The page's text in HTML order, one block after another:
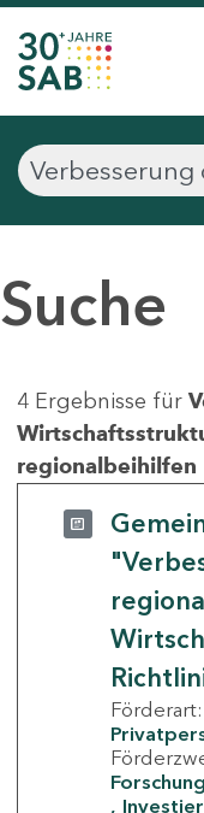
Suche
4 Ergebnisse für
regionalbeihilfen
Förderart: